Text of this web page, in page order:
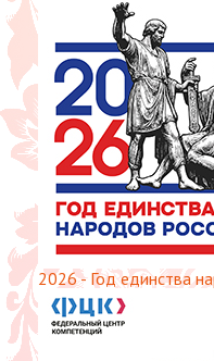
2026 - Год единства